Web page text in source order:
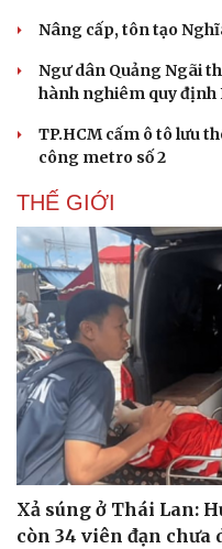
Nâng cấp, tôn tạo
Ngư dân Quảng Ngãi
hành nghiêm quy định
TP.HCM cấm ô tô lưu
công metro số 2
THẾ GIỚI
Xả súng ở Thái Lan:
còn 34 viên đạn chưa